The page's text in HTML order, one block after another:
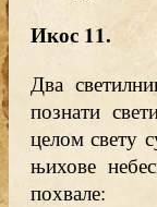
Икос 11.
Два
познати
целом свету
њихове
похвале: